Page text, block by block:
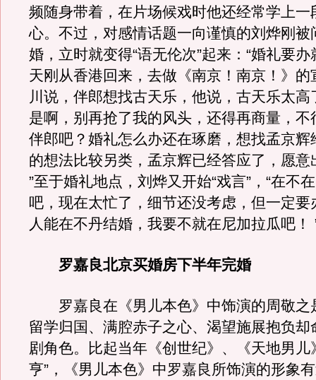
频随身带着，在片场候戏时他还经常学上一
心。不过，对感情话题一向谨慎的刘烨刚被
婚，立时就变得“语无伦次”起来：“婚礼要
天刚从香港回来，去做《南京！南京！》的
川说，伴郎想找古天乐，他说，古天乐太高
是啊，别再抢了我的风头，还得再商量，不
伴郎吧？婚礼怎么办还在琢磨，想找孟京辉
的想法比较另类，孟京辉已经答应了，愿意
”至于婚礼地点，刘烨又开始“戏言”，“在不
吧，现在太忙了，细节还没考虑，但一定要
人能在不丹结婚，我要不就在尼加拉瓜吧！
罗嘉良北京买婚房下半年完婚
罗嘉良在《男儿本色》中饰演的周敬之
留学归国、满腔赤子之心、渴望施展抱负却
剧角色。比起当年《创世纪》、《天地男儿
亨”，《男儿本色》中罗嘉良所饰演的形象